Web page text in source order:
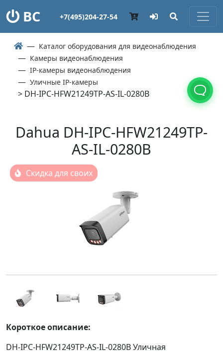
ВС +7(495)204-27-54
Каталог оборудования для видеонаблюдения
Камеры видеонаблюдения
IP-камеры видеонаблюдения
Уличные IP-камеры
> DH-IPC-HFW21249TP-AS-IL-0280B
Dahua DH-IPC-HFW21249TP-
AS-IL-0280B
Скидка для своих
Короткое описание:
DH-IPC-HFW21249TP-AS-IL-0280B Уличная